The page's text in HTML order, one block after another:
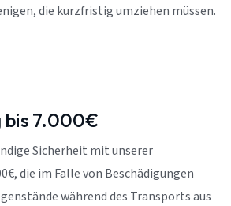
die kurzfristig umziehen müssen.
bis 7.000€
Sicherheit mit unserer
die im Falle von Beschädigungen
während des Transports aus